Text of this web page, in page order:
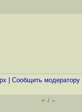
Cообщить модератору
+ / –